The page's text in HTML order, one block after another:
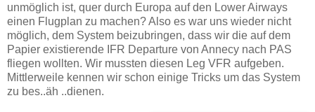
unmöglich ist, quer durch Europa auf den Lower Airways
einen Flugplan zu machen? Also es war uns wieder nicht
möglich, dem System beizubringen, dass wir die auf dem
Papier existierende IFR Departure von Annecy nach PAS
fliegen wollten. Wir mussten diesen Leg VFR aufgeben.
Mittlerweile kennen wir schon einige Tricks um das System
zu bes..äh ..dienen.